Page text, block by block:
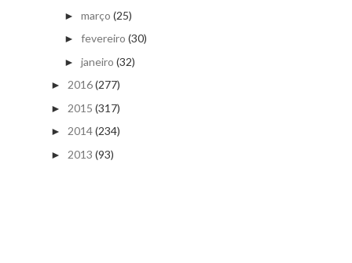
► março (25)
► fevereiro (30)
► janeiro (32)
► 2016(277)
► 2015 (317)
► 2014(234)
► 2013 (93)